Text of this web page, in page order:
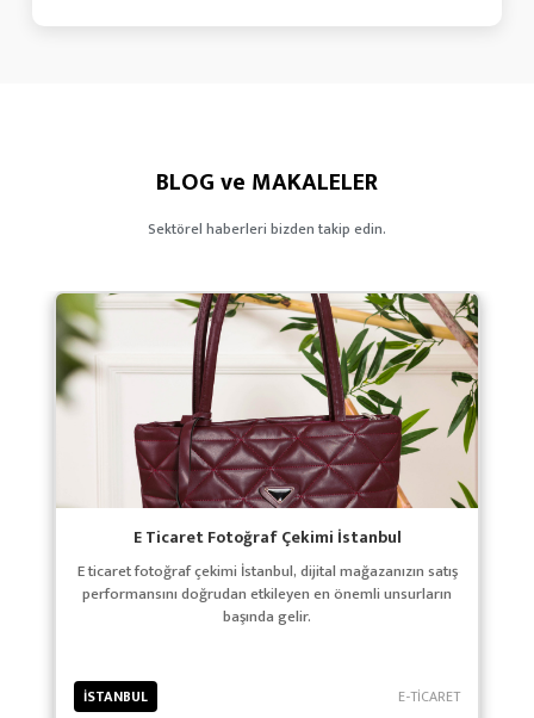
BLOG ve MAKALELER
Sektörel haberleri bizden takip edin.
E Ticaret Fotoğraf Çekimi İstanbul
E ticaret fotoğraf çekimi İstanbul, dijital mağazanızın satış
performansını doğrudan etkileyen en önemli unsurların
başında gelir.
İSTANBUL E-TİCARET